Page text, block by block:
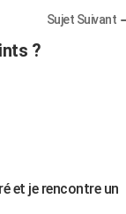
Sujet Suivant
?
et je rencontre un